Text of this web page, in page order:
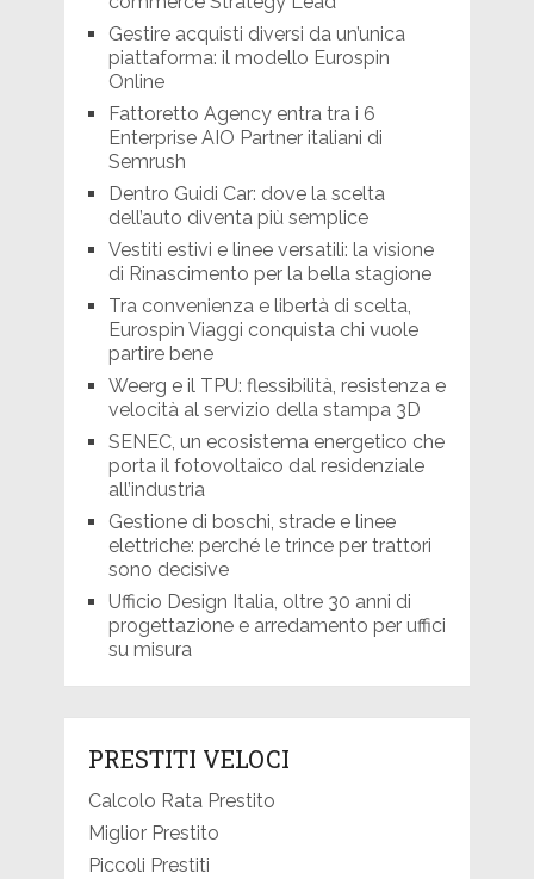
Gestire acquisti diversi da un’unica
piattaforma: il modello Eurospin
Online
Fattoretto Agency entra tra i 6
Enterprise AIO Partner italiani di
Semrush
Dentro Guidi Car: dove la scelta
dell’auto diventa più semplice
Vestiti estivi e linee versatili: la visione
di Rinascimento per la bella stagione
Tra convenienza e libertà di scelta,
Eurospin Viaggi conquista chi vuole
partire bene
Weerg e il TPU: flessibilità, resistenza e
velocità al servizio della stampa 3D
SENEC, un ecosistema energetico che
porta il fotovoltaico dal residenziale
all’industria
Gestione di boschi, strade e linee
elettriche: perché le trince per trattori
sono decisive
Ufficio Design Italia, oltre 30 anni di
progettazione e arredamento per uffici
su misura
PRESTITI VELOCI
Calcolo Rata Prestito
Miglior Prestito
Piccoli Prestiti